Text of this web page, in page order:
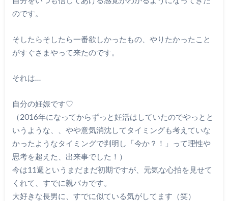
のです。
そしたらそしたら一番欲しかったもの、やりたかったこと
がすぐさまやって来たのです。
それは…
自分の妊娠です♡
（2016年になってからずっと妊活はしていたのでやっとと
いうような、、やや意気消沈してタイミングも考えていな
かったようなタイミングで判明し「今か？！」って理性や
思考を超えた、出来事でした！）
今は11週というまだまだ初期ですが、元気な心拍を見せて
くれて、すでに親バカです。
大好きな長男に、すでに似ている気がしてます（笑）